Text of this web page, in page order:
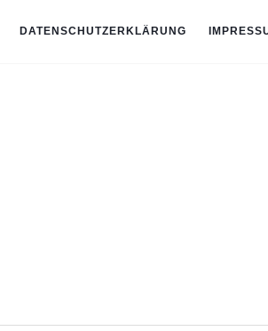
DATENSCHUTZERKLÄRUNG